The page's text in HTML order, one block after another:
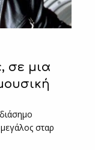
σε μια
σταρ